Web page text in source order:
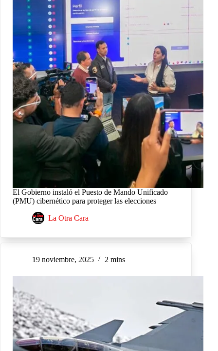
El Gobierno instaló el Puesto de Mando Unificado
(PMU) cibernético para proteger las elecciones
La Otra Cara
19 noviembre, 2025 2 mins